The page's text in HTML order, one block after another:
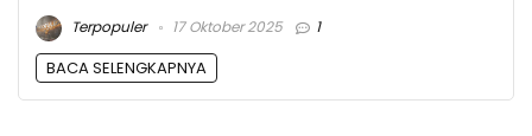
Terpopuler
17 Oktober 2025 1
BACA SELENGKAPNYA